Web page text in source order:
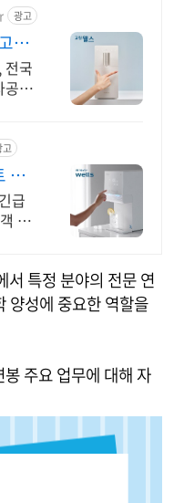
광고
객
전국
공식
고
전
급
추
서 특정 분야의 전문 연
양성에 중요한 역할을
주요 업무에 대해 자